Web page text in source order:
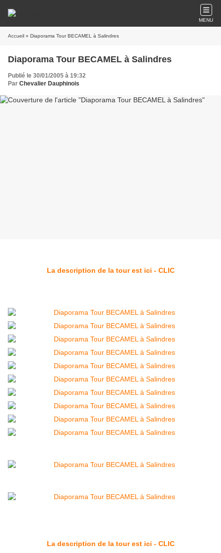
MENU
Accueil » Diaporama Tour BECAMEL à Salindres
Diaporama Tour BECAMEL à Salindres
Publié le 30/01/2005 à 19:32
Par Chevalier Dauphinois
La description de la tour est ici - CLIC
La description de la tour est ici - CLIC